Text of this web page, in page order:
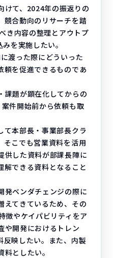
けて、2024年の振返りの
競合動向のリサーチを踏
き内容の整理とアウトプ
を実施したい。
渡った際にどういった
頼を促進できるものであ
課題が顕在化してからの
件開始前から依頼も取
て本部長・事業部長クラ
そこでも営業資料を活用
供した資料が部課長陣に
解できる資料となること
発ベンダチェンジの際に
えてきているため、その
徴やケイパビリティをア
や開発におけるトレン
反映したい。また、内製
としたい。